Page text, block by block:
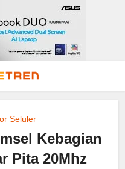
Seluler
Kebagian
Pita 20Mhz